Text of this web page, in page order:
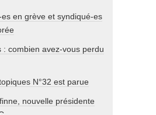
en grève et syndiqué-es
: combien avez-vous perdu
N°32 est parue
nouvelle présidente